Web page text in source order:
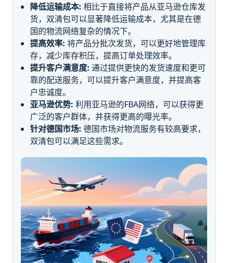
降低运输成本: 相比于直接将产品从亚马逊仓库发
货，双清包可以显著降低运输成本，尤其是在德
国的物流网络复杂的情况下。
提高效率: 将产品分批次发货，可以更好地管理库
存，减少库存积压，提高订单处理效率。
提升客户满意度: 通过提供更快的发货速度和更可
靠的配送服务，可以提升客户满意度，并提高客
户忠诚度。
亚马逊优势: 利用亚马逊的FBA网络，可以获得更
广泛的客户群体，并获得更高的曝光率。
针对德国市场: 德国市场对物流服务有较高要求，
双清包可以满足这些需求。